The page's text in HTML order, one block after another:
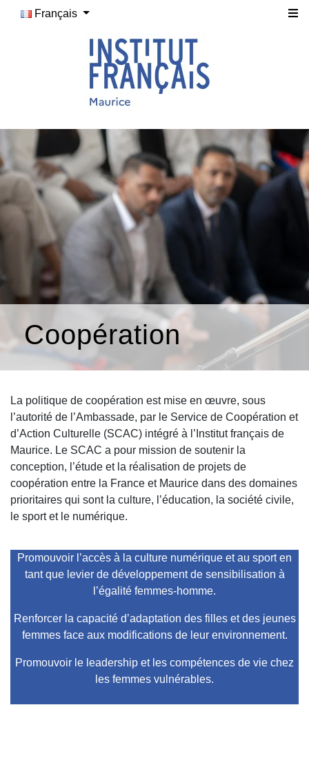
Français
Coopération
La politique de coopération est mise en œuvre, sous
l’autorité de l’Ambassade, par le Service de Coopération et
d’Action Culturelle (SCAC) intégré à l’Institut français de
Maurice. Le SCAC a pour mission de soutenir la
conception, l’étude et la réalisation de projets de
coopération entre la France et Maurice dans des domaines
prioritaires qui sont la culture, l’éducation, la société civile,
le sport et le numérique.
Promouvoir l’accès à la culture numérique et au sport en
tant que levier de développement de sensibilisation à
l’égalité femmes-homme.
Renforcer la capacité d’adaptation des filles et des jeunes
femmes face aux modifications de leur environnement.
Promouvoir le leadership et les compétences de vie chez
les femmes vulnérables.